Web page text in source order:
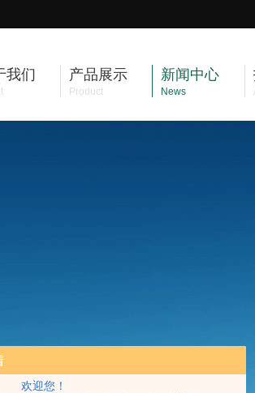
欢迎您！
我们 产品展示
Product
新闻中心
News